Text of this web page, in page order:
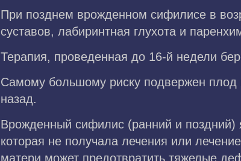
При позднем врожденном сифилисе в
суставов, лабиринтная глухота и
Терапия, проведенная до 16-й недели
Самому большому риску подвержен плод
назад.
Врожденный сифилис (ранний и
которая не получала лечения или
матери может предотвратить тяжелые